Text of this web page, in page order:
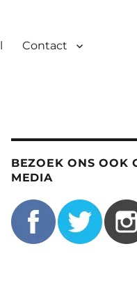
Contact
BEZOEK ONS OOK
MEDIA